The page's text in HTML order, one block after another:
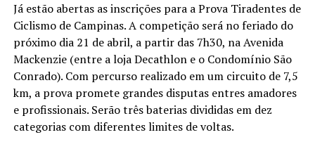
Já estão abertas as inscrições para a Prova Tiradentes de
Ciclismo de Campinas. A competição será no feriado do
próximo dia 21 de abril, a partir das 7h30, na Avenida
Mackenzie (entre a loja Decathlon e o Condomínio São
Conrado). Com percurso realizado em um circuito de 7,5
km, a prova promete grandes disputas entres amadores
e profissionais. Serão três baterias divididas em dez
categorias com diferentes limites de voltas.